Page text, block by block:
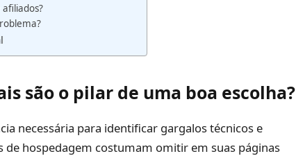
são o pilar de uma boa escolha?
necessária para identificar gargalos técnicos e
de hospedagem costumam omitir em suas páginas